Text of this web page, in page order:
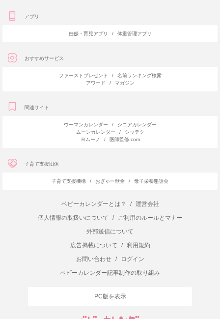
アプリ
妊娠・育児アプリ / 体重管理アプリ
おすすめサービス
ファーストプレゼント /
名前ランキング検索
アワード
/ マガジン
関連サイト
ウーマンカレンダー /
シニアカレンダー
ムーンカレンダー
/
シッテク
ヨムーノ
/ 医師監修.com
子育て支援団体
子育て支援機構 / おぎゃー献金 / 母子栄養懇話会
ベビーカレンダーとは？ /
運営会社
個人情報の取扱いについて
/
ご利用のルールとマナー
外部送信について
広告掲載について
/
利用規約
お問い合わせ
/
ログイン
ベビーカレンダー記事制作の取り組み
PC版を表示